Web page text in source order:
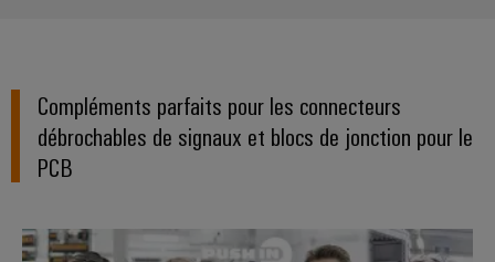
Compléments parfaits pour les connecteurs
débrochables de signaux et blocs de jonction pour le
PCB
Technologie de raccordement